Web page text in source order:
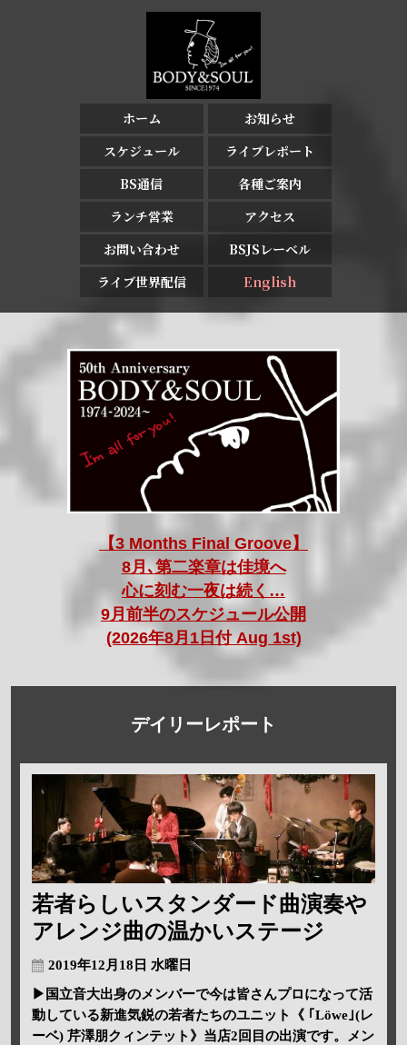
ホーム
お知らせ
スケジュール
ライブレポート
BS通信
各種ご案内
ランチ営業
アクセス
お問い合わせ
BSJSレーベル
ライブ世界配信
English
【3 Months Final Groove】
8月､第二楽章は佳境へ
心に刻む一夜は続く…
9月前半のスケジュール公開
(2026年8月1日付 Aug 1st)
デイリーレポート
若者らしいスタンダード曲演奏や
アレンジ曲の温かいステージ
2019年12月18日 水曜日
▶国立音大出身のメンバーで今は皆さんプロになって活
動している新進気鋭の若者たちのユニット《 ｢Löwe｣(レ
ーベ) 芹澤朋クィンテット》当店2回目の出演です。メン